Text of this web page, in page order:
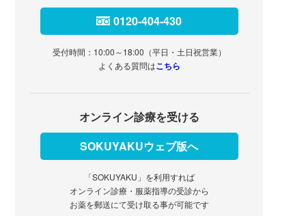
0120-404-430
受付時間：10:00～18:00（平日・土日祝営業）
よくある質問はこちら
オンライン診療を受ける
SOKUYAKUウェブ版へ
「SOKUYAKU」を利用すれば
オンライン診療・服薬指導の受診から
お薬を郵送にて受け取る事が可能です